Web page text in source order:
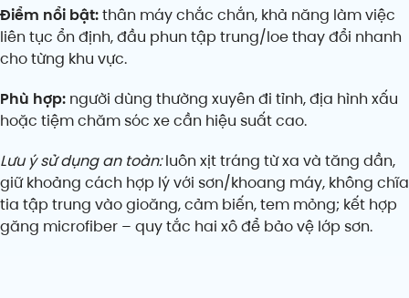
Điểm nổi bật:thân máy chắc chắn, khả năng làm việc
liên tục ổn định, đầu phun tập trung/loe thay đổi nhanh
cho từng khu vực.
Phù hợp: người dùng thường xuyên đi tỉnh, địa hình xấu
hoặc tiệm chăm sóc xe cần hiệu suất cao.
Lưu ý sử dụng an toàn:luôn xịt tráng từ xa và tăng dần,
giữ khoảng cách hợp lý với sơn/khoang máy, không chĩa
tia tập trung vào gioăng, cảm biến, tem mỏng; kết hợp
găng microfiber – quy tắc hai xô để bảo vệ lớp sơn.